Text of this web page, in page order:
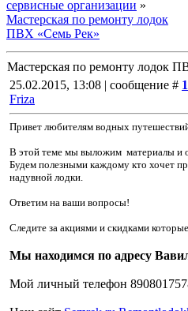
сервисные организации »
Мастерская по ремонту лодок
ПВХ «Семь Рек»
Мастерская по ремонту лодок
25.02.2015, 13:08 | сообщение # 1
Friza
Привет любителям водных
В этой теме мы выложим материалы и
Будем полезными каждому кто хочет
надувной лодки.
Ответим на ваши вопросы!
Следите за акциями и скидками
Мы находимся по адресу
Мой личный телефон